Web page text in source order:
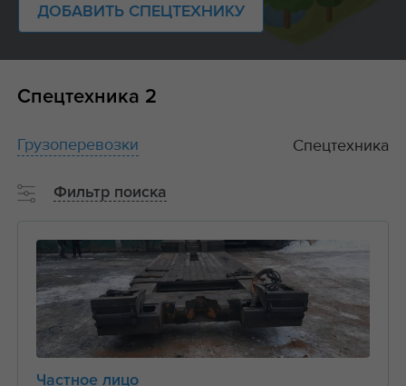
ДОБАВИТЬ СПЕЦТЕХНИКУ
Спецтехника 2
Частное лицо
Грузоперевозки Спецтехника
Фильтр поиска